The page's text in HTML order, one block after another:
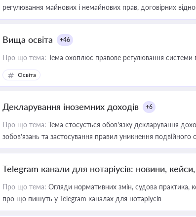
регулювання майнових і немайнових прав, договірних
Вища освіта +46
Про що тема: Тема охоплює правове регулювання системи
Освіта
Декларування іноземних доходів +6
Про що тема: Тема стосується обов’язку декларування
зобов’язань та застосування правил уникнення подвійного
Telegram канали для нотаріусів: новини,
Про що тема: Огляди нормативних змін, судова практика,
про що пишуть у Telegram каналах для нотаріусів